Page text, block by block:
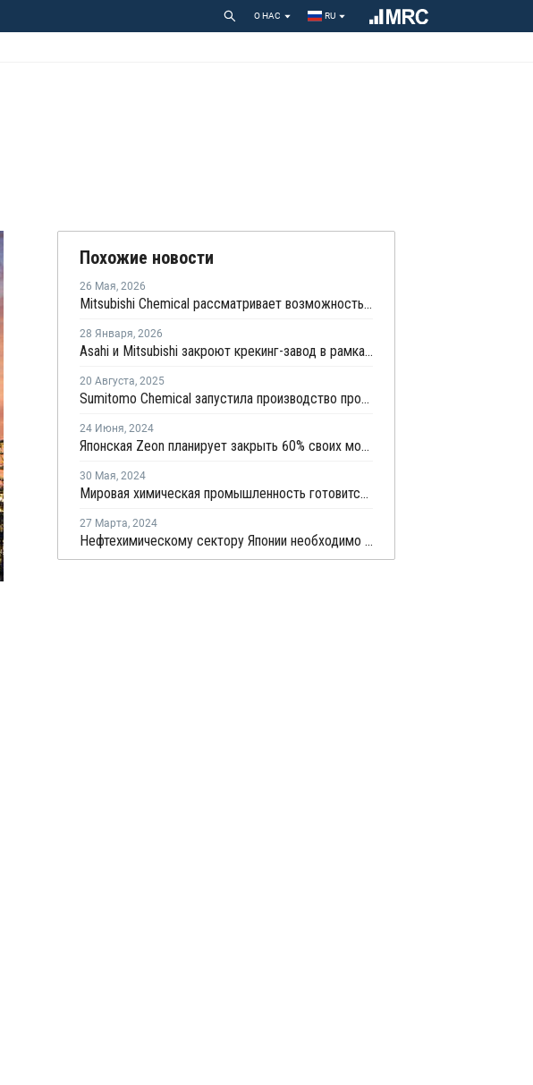
О НАС RU
Похожие новости
26 Мая, 2026
Mitsubishi Chemical рассматривает возможность выделения нефтехимического бизнеса к 2028 году
28 Января, 2026
Asahi и Mitsubishi закроют крекинг-завод в рамках консолидации производства олефинов с Mitsui
20 Августа, 2025
Sumitomo Chemical запустила производство пропилена из этанола
24 Июня, 2024
Японская Zeon планирует закрыть 60% своих мощностей по производству эластомеров в Токуяме
30 Мая, 2024
Мировая химическая промышленность готовится к росту слияний и поглощений в Японии и Индии в 2024 году
27 Марта, 2024
Нефтехимическому сектору Японии необходимо будет консолидироваться